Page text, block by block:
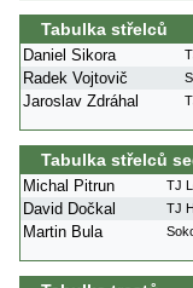
Tabulka střelců
Daniel Sikora
Radek Vojtovič
Jaroslav Zdráhal
Tabulka střelců
Michal Pitrun TJ
David Dočkal
TJ
Martin Bula